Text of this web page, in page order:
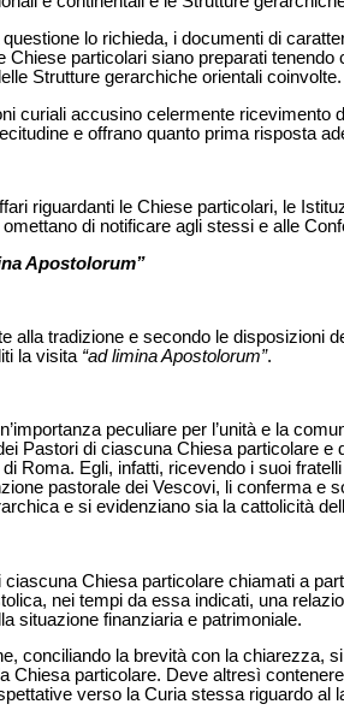
lo richieda, i documenti di
Chiese particolari siano preparati
Strutture gerarchiche orientali coinvolte.
curiali accusino celermente ricevimento
e offrano quanto prima risposta
riguardanti le Chiese particolari, le
di notificare agli stessi e alle
Apostolorum”
alla tradizione e secondo le disposizioni
la visita “ad limina Apostolorum”.
peculiare per l’unità e la
Pastori di ciascuna Chiesa particolare
Roma. Egli, infatti, ricevendo i suoi
pastorale dei Vescovi, li conferma e
e si evidenziano sia la cattolicità
ciascuna Chiesa particolare chiamati a
nei tempi da essa indicati, una
situazione finanziaria e patrimoniale.
conciliando la brevità con la chiarezza,
Chiesa particolare. Deve altresì
verso la Curia stessa riguardo al